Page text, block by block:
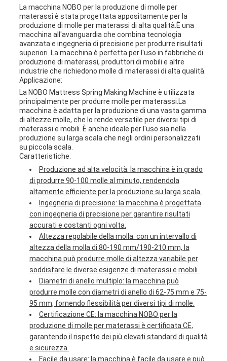
La macchina NOBO per la produzione di molle per
materassi è stata progettata appositamente per la
produzione di molle per materassi di alta qualità.È una
macchina all'avanguardia che combina tecnologia
avanzata e ingegneria di precisione per produrre risultati
superiori. La macchina è perfetta per l'uso in fabbriche di
produzione di materassi, produttori di mobili e altre
industrie che richiedono molle di materassi di alta qualità.
Applicazione:
La NOBO Mattress Spring Making Machine è utilizzata
principalmente per produrre molle per materassi.La
macchina è adatta per la produzione di una vasta gamma
di altezze molle, che lo rende versatile per diversi tipi di
materassi e mobili. È anche ideale per l'uso sia nella
produzione su larga scala che negli ordini personalizzati
su piccola scala.
Caratteristiche:
Produzione ad alta velocità: la macchina è in grado
di produrre 90-100 molle al minuto, rendendola
altamente efficiente per la produzione su larga scala.
Ingegneria di precisione: la macchina è progettata
con ingegneria di precisione per garantire risultati
accurati e costanti ogni volta.
Altezza regolabile della molla: con un intervallo di
altezza della molla di 80-190 mm/190-210 mm, la
macchina può produrre molle di altezza variabile per
soddisfare le diverse esigenze di materassi e mobili.
Diametri di anello multiplo: la macchina può
produrre molle con diametri di anello di 62-75 mm e 75-
95 mm, fornendo flessibilità per diversi tipi di molle.
Certificazione CE: la macchina NOBO per la
produzione di molle per materassi è certificata CE,
garantendo il rispetto dei più elevati standard di qualità
e sicurezza.
Facile da usare: la macchina è facile da usare e può